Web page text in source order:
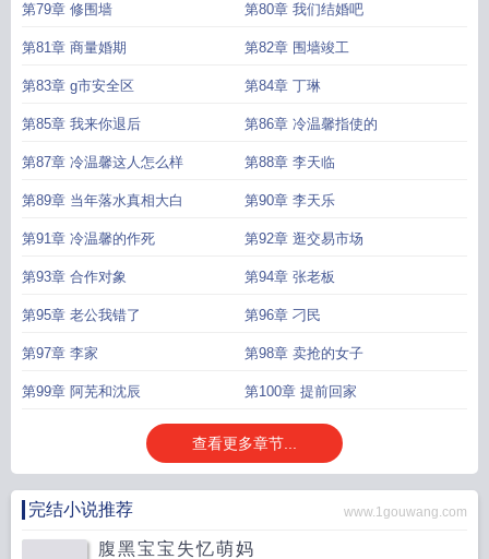
第79章 修围墙 第80章 我们结婚吧
第81章 商量婚期 第82章 围墙竣工
第83章 g市安全区 第84章 丁琳
第85章 我来你退后 第86章 冷温馨指使的
第87章 冷温馨这人怎么样 第88章 李天临
第89章 当年落水真相大白 第90章 李天乐
第91章 冷温馨的作死 第92章 逛交易市场
第93章 合作对象 第94章 张老板
第95章 老公我错了 第96章 刁民
第97章 李家 第98章 卖抢的女子
第99章 阿芜和沈辰 第100章 提前回家
查看更多章节...
完结小说推荐 www.1gouwang.com
腹黑宝宝失忆萌妈